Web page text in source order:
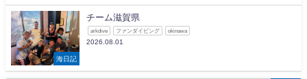
海日記
チーム滋賀県
arkdive ファンダイビング okinawa
2026.08.01